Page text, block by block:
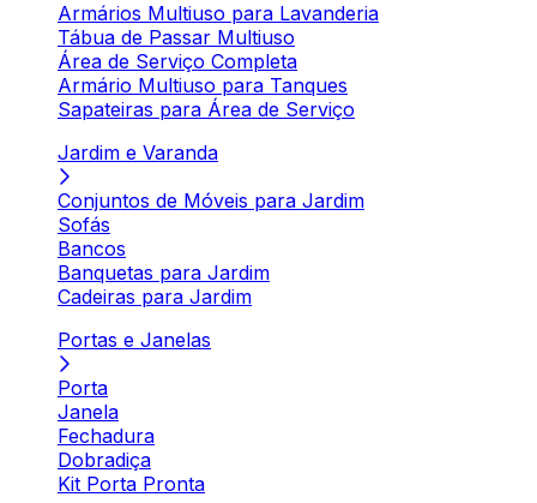
Armários Multiuso para Lavanderia
Tábua de Passar Multiuso
Área de Serviço Completa
Armário Multiuso para Tanques
Sapateiras para Área de Serviço
Jardim e Varanda
Conjuntos de Móveis para Jardim
Sofás
Bancos
Banquetas para Jardim
Cadeiras para Jardim
Portas e Janelas
Porta
Janela
Fechadura
Dobradiça
Kit Porta Pronta